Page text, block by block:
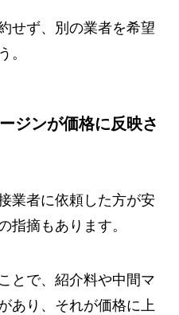
せず、別の業者を希望
。
ジンが価格に反映さ
業者に依頼した方が安
指摘もあります。
とで、紹介料や中間マ
あり、それが価格に上